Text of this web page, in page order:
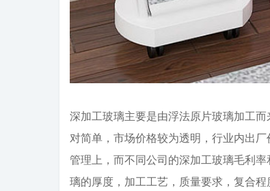
深加工玻璃主要是由浮法原片玻璃加工
对简单，市场价格较为透明，行业内出
管理上，而不同公司的深加工玻璃毛利
璃的厚度，加工工艺，质量要求，复合